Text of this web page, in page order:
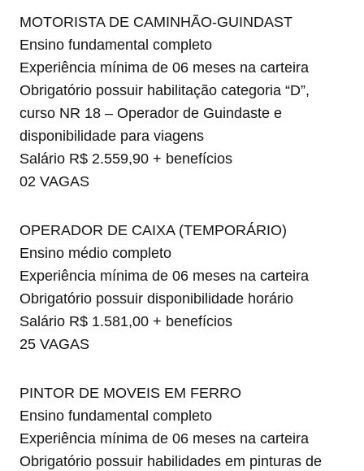
MOTORISTA DE CAMINHÃO-GUINDAST
Ensino fundamental completo
Experiência mínima de 06 meses na carteira
Obrigatório possuir habilitação categoria “D”,
curso NR 18 – Operador de Guindaste e
disponibilidade para viagens
Salário R$ 2.559,90 + benefícios
02 VAGAS
OPERADOR DE CAIXA (TEMPORÁRIO)
Ensino médio completo
Experiência mínima de 06 meses na carteira
Obrigatório possuir disponibilidade horário
Salário R$ 1.581,00 + benefícios
25 VAGAS
PINTOR DE MOVEIS EM FERRO
Ensino fundamental completo
Experiência mínima de 06 meses na carteira
Obrigatório possuir habilidades em pinturas de